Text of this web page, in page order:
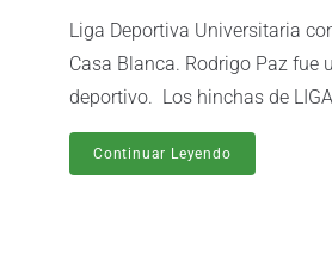
Liga Deportiva Universitaria
Casa Blanca. Rodrigo Paz fue
deportivo. Los hinchas de
Continuar Leyendo